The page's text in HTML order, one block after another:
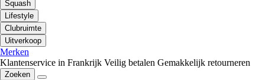
Squash
Lifestyle
Clubruimte
Uitverkoop
Merken
Klantenservice in Frankrijk Veilig betalen Gemakkelijk retourneren
Zoeken